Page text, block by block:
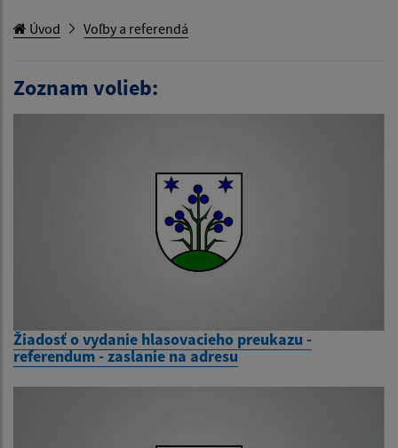
Úvod Voľby a referendá
Zoznam volieb:
Žiadosť o vydanie hlasovacieho preukazu -
referendum - zaslanie na adresu